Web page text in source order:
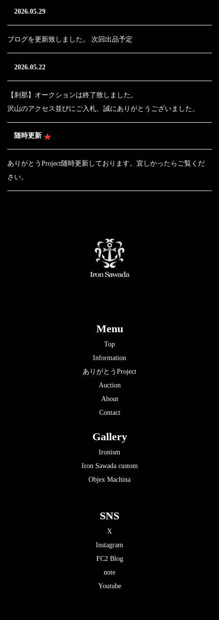
2026.05.29
ブログを更新致しました。 次回出品予定
2026.05.22
【刹那】オークションは終了致しました。
沢山のアクセス並びにご入札、誠にありがとうございました。
随時更新
ありがとうProject随時更新しております。宜しかったらご覧くだ
さい。
Menu
Top
Information
ありがとうProject
Auction
About
Contact
Gallery
Ironism
Iron Sawada custom
Objex Machina
SNS
X
Instagram
FC2 Blog
note
Youtube